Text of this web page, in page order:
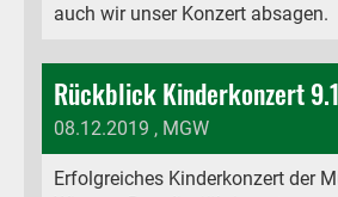
auch wir unser Konzert absagen.
Rückblick Kinderkonzert
08.12.2019 , MGW
Erfolgreiches Kinderkonzert der